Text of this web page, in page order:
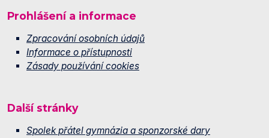
Prohlášení a informace
Zpracování osobních údajů
Informace o přístupnosti
Zásady používání cookies
Další stránky
Spolek přátel gymnázia a sponzorské dary